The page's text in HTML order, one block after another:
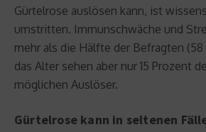
Gürtelrose auslösen kann, ist
umstritten. Immunschwäche und
mehr als die Hälfte der Befragten (58
das Alter sehen aber nur 15 Prozent
möglichen Auslöser.
Gürtelrose kann in seltenen